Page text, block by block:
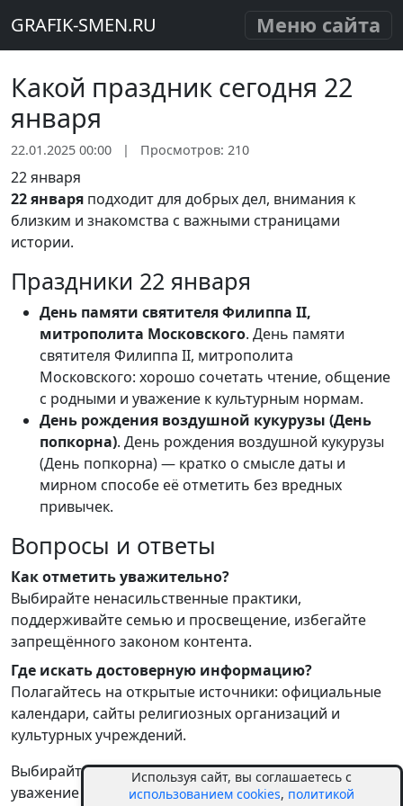
GRAFIK-SMEN.RU Меню сайта
Какой праздник сегодня 22
января
22.01.2025 00:00 | Просмотров: 210
22 января
22 января подходит для добрых дел, внимания к
близким и знакомства с важными страницами
истории.
Праздники 22 января
День памяти святителя Филиппа II,
митрополита Московского. День памяти
святителя Филиппа II, митрополита
Московского: хорошо сочетать чтение, общение
с родными и уважение к культурным нормам.
День рождения воздушной кукурузы (День
попкорна). День рождения воздушной кукурузы
(День попкорна) — кратко о смысле даты и
мирном способе её отметить без вредных
привычек.
Вопросы и ответы
Как отметить уважительно?
Выбирайте ненасильственные практики,
поддерживайте семью и просвещение, избегайте
запрещённого законом контента.
Где искать достоверную информацию?
Полагайтесь на открытые источники: официальные
календари, сайты религиозных организаций и
культурных учреждений.
Выбирайте формат празднования осознанно:
уважение к традициям и внимание к близким делают
Используя сайт, вы соглашаетесь с
использованием cookies, политикой